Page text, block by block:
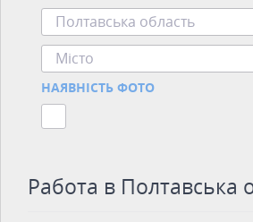
Полтавська область
Місто
НАЯВНІСТЬ ФОТО
Работа в Полтавська